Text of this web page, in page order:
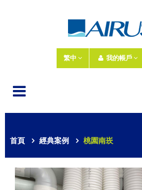
繁中 我的帳戶
首頁 經典案例 桃園南崁